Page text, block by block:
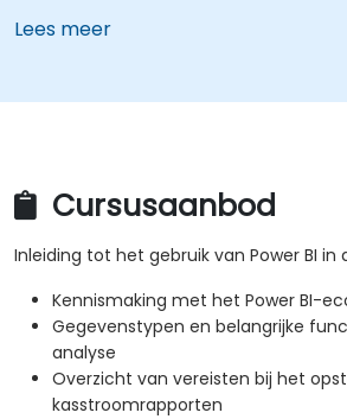
Lees meer
Cursusaanbod
Inleiding tot het gebruik van Power BI
Kennismaking met het Power BI-
Gegevenstypen en belangrijke
analyse
Overzicht van vereisten bij het
kasstroomrapporten